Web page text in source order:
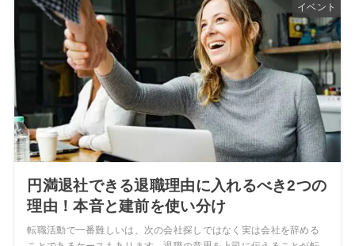
イベント
円満退社できる退職理由に入れるべき2つの
理由！本音と建前を使い分け
転職活動で一番難しいは、次の会社探しではなく実は会社を辞める